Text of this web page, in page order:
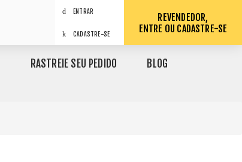
ENTRAR
CADASTRE-SE
REVENDEDOR,
ENTRE OU CADASTRE-SE
RASTREIE SEU PEDIDO BLOG